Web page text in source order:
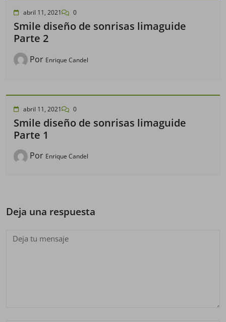
abril 11, 2021 0
Smile diseño de sonrisas limaguide
Parte 2
Por Enrique Candel
abril 11, 2021 0
Smile diseño de sonrisas limaguide
Parte 1
Por Enrique Candel
Deja una respuesta